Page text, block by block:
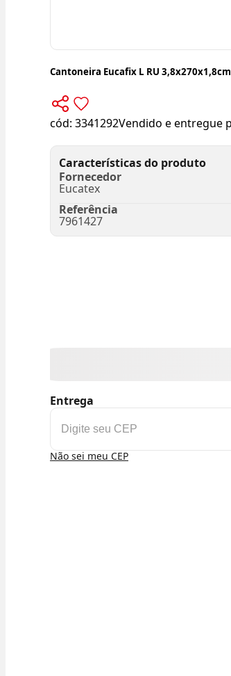
Cantoneira Eucafix L RU
cód: 3341292Vendido e entregue
Características do produto
Fornecedor
Eucatex
Referência
7961427
Entrega
Não sei meu CEP